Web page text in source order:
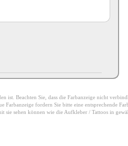
ist. Beachten Sie, dass die Farbanzeige nicht
Farbanzeige fordern Sie bitte eine entsprechende
sie sehen können wie die Aufkleber / Tattoos in